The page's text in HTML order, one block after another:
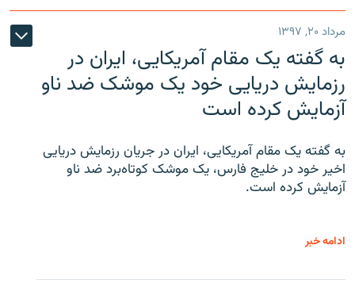
مرداد ۲۰, ۱۳۹۷
به گفته یک مقام آمریکایی، ایران در
رزمایش دریایی خود یک موشک ضد ناو
آزمایش کرده است
به گفته یک مقام آمریکایی، ایران در جریان رزمایش دریایی
اخیر خود در خلیج فارس، یک موشک کوتاه‌برد ضد ناو
آزمایش کرده است.
ادامه خبر